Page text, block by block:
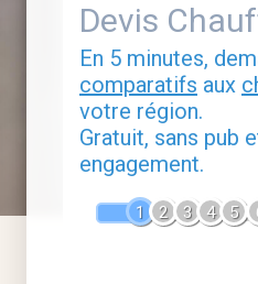
Devis
En 5 minutes,
comparatifs aux
votre région.
Gratuit, sans pub
engagement.
1 2 3 4 5